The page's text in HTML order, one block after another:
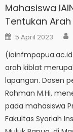
Mahasiswa
Tentukan
Posted
on
5 April 2023
arah kiblat
lapangan. Dosen
Rahman M.Hi,
pada mahasiswa
Fakultas Syariah